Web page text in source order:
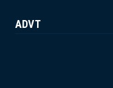
ADVT